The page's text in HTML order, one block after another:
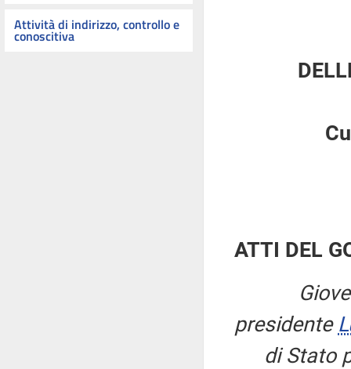
Attività di indirizzo, controllo e
conoscitiva
ATTI DEL
presidente
di Stato